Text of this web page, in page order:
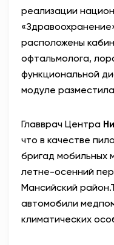
реализации
расположены
офтальмолога,
функциональной
модуле
Главврач Центра
что в качестве
бригад мобильных
летне-осенний
Мансийский
автомобили
климатических